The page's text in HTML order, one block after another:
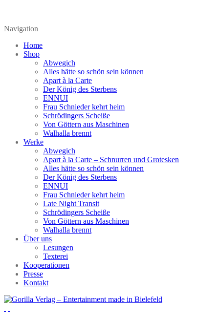
Navigation
Home
Shop
Abwegich
Alles hätte so schön sein können
Apart à la Carte
Der König des Sterbens
ENNUI
Frau Schnieder kehrt heim
Schrödingers Scheiße
Von Göttern aus Maschinen
Walhalla brennt
Werke
Abwegich
Apart à la Carte – Schnurren und Grotesken
Alles hätte so schön sein können
Der König des Sterbens
ENNUI
Frau Schnieder kehrt heim
Late Night Transit
Schrödingers Scheiße
Von Göttern aus Maschinen
Walhalla brennt
Über uns
Lesungen
Texterei
Kooperationen
Presse
Kontakt